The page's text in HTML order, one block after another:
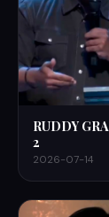
RUDDY
2
2026-07-14